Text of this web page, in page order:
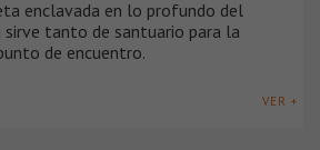
enclavada en lo profundo del
sirve tanto de santuario para la
de encuentro.
VER +